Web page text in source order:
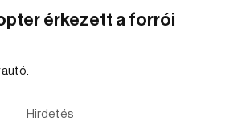
érkezett a forrói
Hirdetés